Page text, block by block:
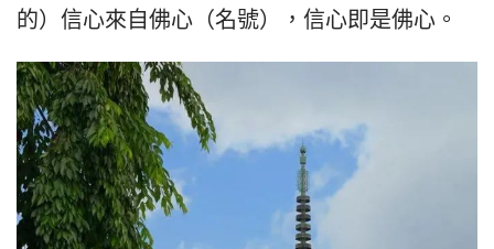
的）信心來自佛心（名號），信心即是佛心。